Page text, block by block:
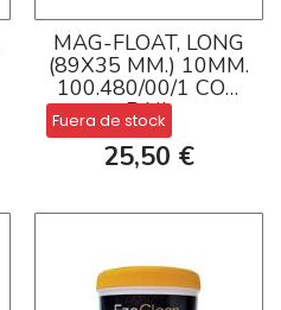
MAG-FLOAT, LONG
(89X35 MM.) 10MM.
100.480/00/1 CON
RAIL
Fuera de stock
25,50 €